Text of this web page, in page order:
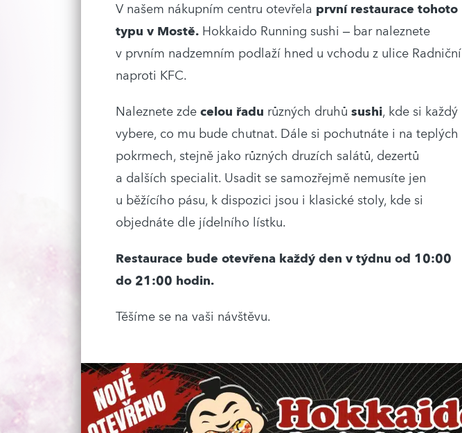
V našem nákupním centru otevřela první restaurace tohoto
typu v Mostě. Hokkaido Running sushi – bar naleznete
v prvním nadzemním podlaží hned u vchodu z ulice Radniční
naproti KFC.
Naleznete zde celou řadu různých druhů sushi, kde si každý
vybere, co mu bude chutnat. Dále si pochutnáte i na teplých
pokrmech, stejně jako různých druzích salátů, dezertů
a dalších specialit. Usadit se samozřejmě nemusíte jen
u běžícího pásu, k dispozici jsou i klasické stoly, kde si
objednáte dle jídelního lístku.
Restaurace bude otevřena každý den v týdnu od 10:00
do 21:00 hodin.
Těšíme se na vaši návštěvu.